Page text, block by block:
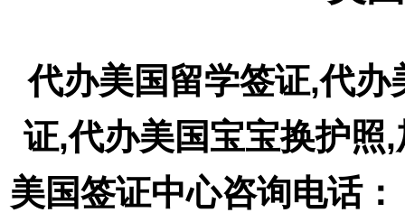
代办美国留学签证,代
证,代办美国宝宝换护照
美国签证中心咨询电话